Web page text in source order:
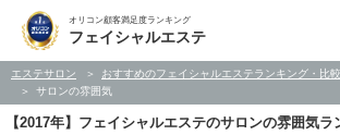
オリコン顧客満足度ランキング
フェイシャルエステ
エステサロン おすすめのフェイシャルエステランキング・比較
サロンの雰囲気
【2017年】フェイシャルエステのサロンの雰囲気